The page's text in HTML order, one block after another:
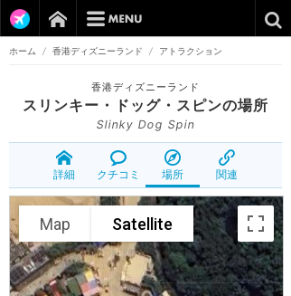
ホーム / 香港ディズニーランド / アトラクション
香港ディズニーランド
スリンキー・ドッグ・スピンの場所
Slinky Dog Spin
詳細 クチコミ 場所 関連
Map Satellite